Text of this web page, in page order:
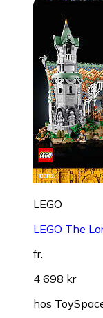
LEGO
LEGO The
fr.
4 698 kr
hos